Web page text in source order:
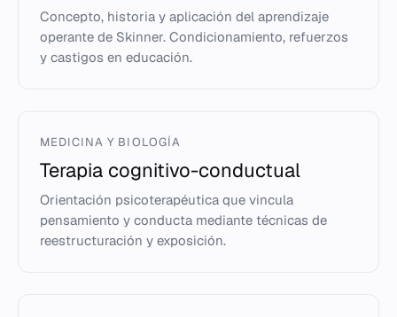
Concepto, historia y aplicación del aprendizaje
operante de Skinner. Condicionamiento, refuerzos
y castigos en educación.
MEDICINA Y BIOLOGÍA
Terapia cognitivo-conductual
Orientación psicoterapéutica que vincula
pensamiento y conducta mediante técnicas de
reestructuración y exposición.